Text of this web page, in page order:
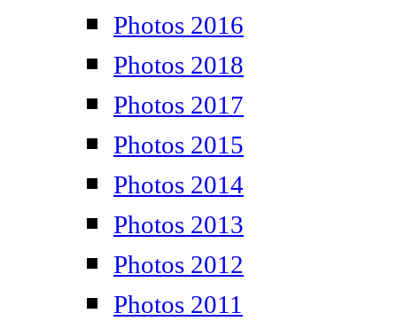
Photos 2016
Photos 2018
Photos 2017
Photos 2015
Photos 2014
Photos 2013
Photos 2012
Photos 2011